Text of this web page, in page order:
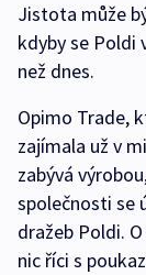
Jistota může
kdyby se Poldi
než dnes.
Opimo Trade,
zajímala už v
zabývá
společnosti se
dražeb Poldi.
nic říci s